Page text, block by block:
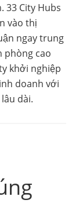
33 City Hubs
vào thị
ngay trung
phòng cao
khởi nghiệp
doanh với
dài.